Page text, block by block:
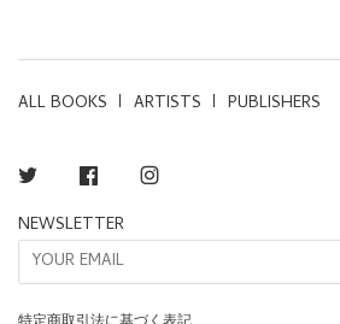
ALL BOOKS ARTISTS PUBLISHERS
Twitter Facebook
NEWSLETTER